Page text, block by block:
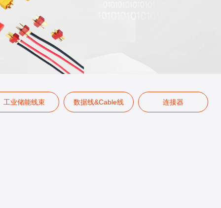
工业储能线束 数据线&Cable线 连接器